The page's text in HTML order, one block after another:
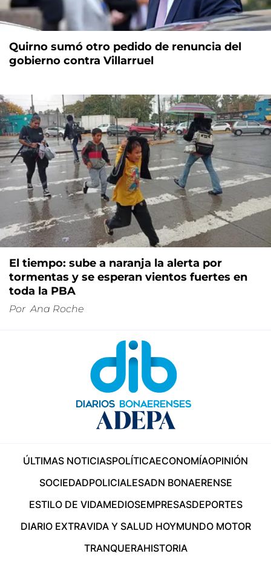
Quirno sumó otro pedido de renuncia del
gobierno contra Villarruel
El tiempo: sube a naranja la alerta por
tormentas y se esperan vientos fuertes en
toda la PBA
Por Ana Roche
ÚLTIMAS NOTICIASPOLÍTICAECONOMÍAOPINIÓN
SOCIEDADPOLICIALESADN BONAERENSE
ESTILO DE VIDAMEDIOSEMPRESASDEPORTES
DIARIO EXTRAVIDA Y SALUD HOYMUNDO MOTOR
TRANQUERAHISTORIA